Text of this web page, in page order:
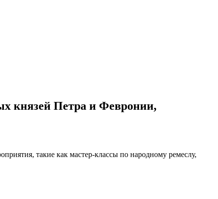
князей Петра и Февронии,
такие как мастер-классы по народному ремеслу,